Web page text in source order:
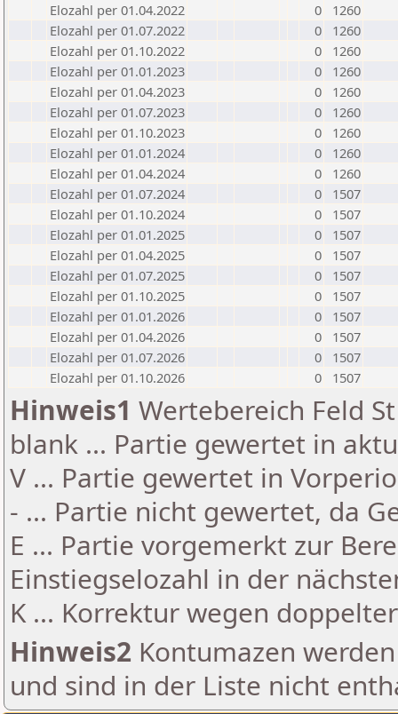
Elozahl per 01.04.2022
0
1260
Elozahl per 01.07.2022
0
1260
Elozahl per 01.10.2022
0
1260
Elozahl per 01.01.2023
0
1260
Elozahl per 01.04.2023
0
1260
Elozahl per 01.07.2023
0
1260
Elozahl per 01.10.2023
0
1260
Elozahl per 01.01.2024
0
1260
Elozahl per 01.04.2024
0
1260
Elozahl per 01.07.2024
0
1507
Elozahl per 01.10.2024
0
1507
Elozahl per 01.01.2025
0
1507
Elozahl per 01.04.2025
0
1507
Elozahl per 01.07.2025
0
1507
Elozahl per 01.10.2025
0
1507
Elozahl per 01.01.2026
0
1507
Elozahl per 01.04.2026
0
1507
Elozahl per 01.07.2026
0
1507
Elozahl per 01.10.2026
0 1507
Hinweis1 Wertebereich Feld
blank ... Partie gewertet in
V ... Partie gewertet in
- ... Partie nicht gewertet, da
E ... Partie vorgemerkt zur
Einstiegselozahl in der
K ... Korrektur wegen
Hinweis2 Kontumazen
und sind in der Liste nicht